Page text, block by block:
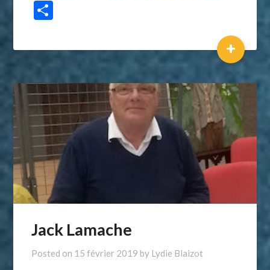
+
Jack Lamache
Posted on 15 février 2019 by Lydie Blaizot